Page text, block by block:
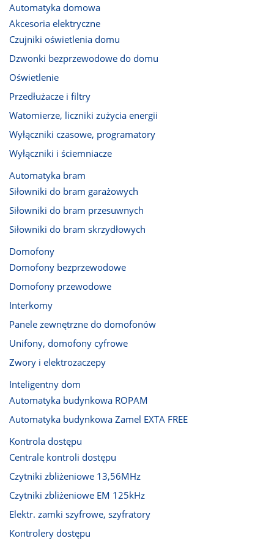
Automatyka domowa
Akcesoria elektryczne
Czujniki oświetlenia domu
Dzwonki bezprzewodowe do domu
Oświetlenie
Przedłużacze i filtry
Watomierze, liczniki zużycia energii
Wyłączniki czasowe, programatory
Wyłączniki i ściemniacze
Automatyka bram
Siłowniki do bram garażowych
Siłowniki do bram przesuwnych
Siłowniki do bram skrzydłowych
Domofony
Domofony bezprzewodowe
Domofony przewodowe
Interkomy
Panele zewnętrzne do domofonów
Unifony, domofony cyfrowe
Zwory i elektrozaczepy
Inteligentny dom
Automatyka budynkowa ROPAM
Automatyka budynkowa Zamel EXTA FREE
Kontrola dostępu
Centrale kontroli dostępu
Czytniki zbliżeniowe 13,56MHz
Czytniki zbliżeniowe EM 125kHz
Elektr. zamki szyfrowe, szyfratory
Kontrolery dostępu